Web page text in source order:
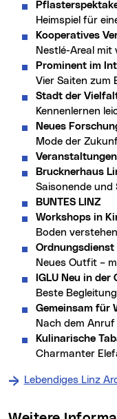
Heimspiel für
Kooperatives
Nestlé-Areal mit
Prominent im
Vier Saiten zum
Stadt der
Kennenlernen
Neues
Mode der
Brucknerhaus
Saisonende und
BUNTES LINZ
Workshops in
Boden
Neues Outfit –
IGLU Neu in
Beste
Gemeinsam für
Nach dem
Kulinarische
Charmanter
Lebendiges Linz